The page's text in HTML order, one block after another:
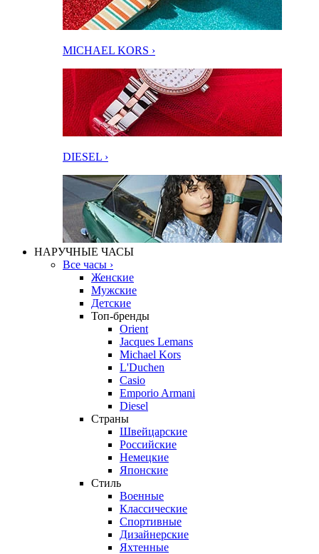
MICHAEL KORS ›
DIESEL ›
НАРУЧНЫЕ ЧАСЫ
Все часы ›
Женские
Мужские
Детские
Топ-бренды
Orient
Jacques Lemans
Michael Kors
L'Duchen
Casio
Emporio Armani
Diesel
Страны
Швейцарские
Российские
Немецкие
Японские
Стиль
Военные
Классические
Спортивные
Дизайнерские
Яхтенные